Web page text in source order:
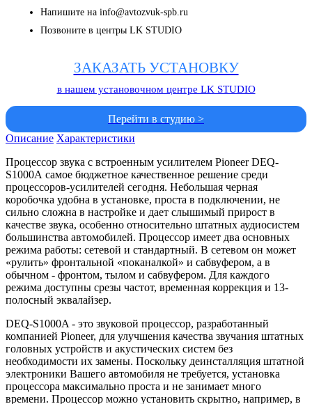
Напишите на info@avtozvuk-spb.ru
Позвоните в центры LK STUDIO
ЗАКАЗАТЬ УСТАНОВКУ
в нашем установочном центре LK STUDIO
Перейти в студию >
Описание Характеристики
Процессор звука с встроенным усилителем Pioneer DEQ-
S1000A самое бюджетное качественное решение среди
процессоров-усилителей сегодня. Небольшая черная
коробочка удобна в установке, проста в подключении, не
сильно сложна в настройке и дает слышимый прирост в
качестве звука, особенно относительно штатных аудиосистем
большинства автомобилей. Процессор имеет два основных
режима работы: сетевой и стандартный. В сетевом он может
«рулить» фронтальной «поканалкой» и сабвуфером, а в
обычном - фронтом, тылом и сабвуфером. Для каждого
режима доступны срезы частот, временная коррекция и 13-
полосный эквалайзер.
DEQ-S1000A - это звуковой процессор, разработанный
компанией Pioneer, для улучшения качества звучания штатных
головных устройств и акустических систем без
необходимости их замены. Поскольку деинсталляция штатной
электроники Вашего автомобиля не требуется, установка
процессора максимально проста и не занимает много
времени. Процессор можно установить скрытно, например, в